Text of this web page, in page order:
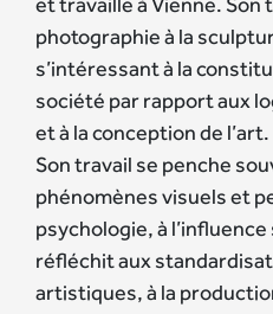
photographie à la
s’intéressant à la
société par rapport aux
et à la conception de l’art.
Son travail se penche
phénomènes visuels et
psychologie, à
réfléchit aux
artistiques, à la